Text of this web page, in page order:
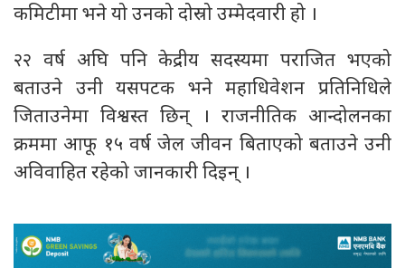
कमिटीमा भने यो उनको दोस्रो उम्मेदवारी हो ।
२२ वर्ष अघि पनि केद्रीय सदस्यमा पराजित भएको
बताउने उनी यसपटक भने महाधिवेशन प्रतिनिधिले
जिताउनेमा विश्वस्त छिन् । राजनीतिक आन्दोलनका
क्रममा आफू १५ वर्ष जेल जीवन बिताएको बताउने उनी
अविवाहित रहेको जानकारी दिइन् ।